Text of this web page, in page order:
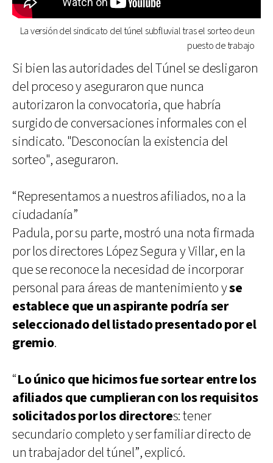
La versión del sindicato del túnel subfluvial tras el sorteo de un
puesto de trabajo
Si bien las autoridades del Túnel se desligaron
del proceso y aseguraron que nunca
autorizaron la convocatoria, que habría
surgido de conversaciones informales con el
sindicato. "Desconocían la existencia del
sorteo", aseguraron.
“Representamos a nuestros afiliados, no a la
ciudadanía”
Padula, por su parte, mostró una nota firmada
por los directores López Segura y Villar, en la
que se reconoce la necesidad de incorporar
personal para áreas de mantenimiento yse
establece que un aspirante podría ser
seleccionado del listado presentado por el
gremio.
“Lo único que hicimos fue sortear entre los
afiliados que cumplieran con los requisitos
solicitados por los directores: tener
secundario completo y ser familiar directo de
un trabajador del túnel”, explicó.